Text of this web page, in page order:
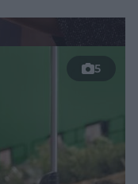
5